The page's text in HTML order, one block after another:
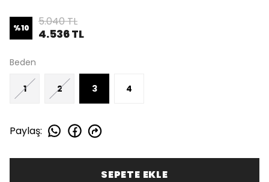
%10 5.040 TL
4.536 TL
Beden
1 2 3 4
Paylaş:
SEPETE EKLE